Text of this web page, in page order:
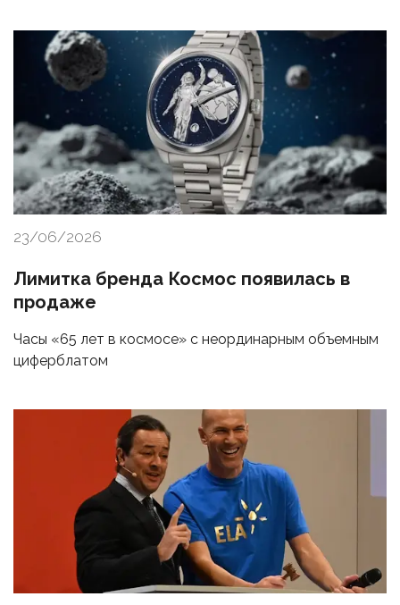
23/06/2026
Лимитка бренда Космос появилась в
продаже
Часы «65 лет в космосе» с неординарным объемным
циферблатом